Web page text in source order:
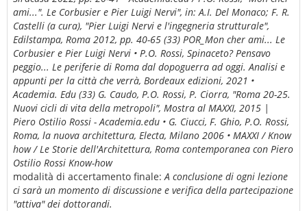
ami...". Le Corbusier e Pier Luigi Nervi", in: A.I. Del Monaco; F. R.
Castelli (a cura), "Pier Luigi Nervi e l'ingegneria strutturale",
Edilstampa, Roma 2012, pp. 40-65 (33) POR_Mon cher ami... Le
Corbusier e Pier Luigi Nervi • P.O. Rossi, Spinaceto? Pensavo
peggio... Le periferie di Roma dal dopoguerra ad oggi. Analisi e
appunti per la città che verrà, Bordeaux edizioni, 2021 •
Academia. Edu (33) G. Caudo, P.O. Rossi, P. Ciorra, "Roma 20-25.
Nuovi cicli di vita della metropoli", Mostra al MAXXI, 2015 |
Piero Ostilio Rossi - Academia.edu • G. Ciucci, F. Ghio, P.O. Rossi,
Roma, la nuova architettura, Electa, Milano 2006 • MAXXI / Know
how / Le Storie dell'Architettura, Roma contemporanea con Piero
Ostilio Rossi Know-how
modalità di accertamento finale:A conclusione di ogni lezione
ci sarà un momento di discussione e verifica della partecipazione
"attiva" dei dottorandi.